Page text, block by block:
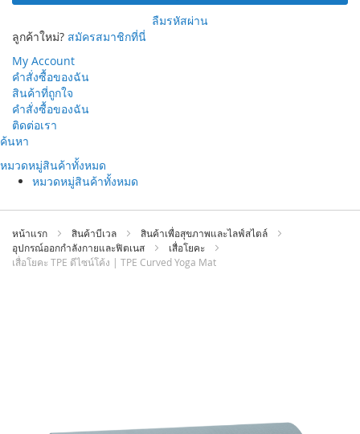
ลืมรหัสผ่าน
ลูกค้าใหม่? สมัครสมาชิกที่นี่
My Account
คำสั่งซื้อของฉัน
สินค้าที่ถูกใจ
คำสั่งซื้อของฉัน
ติดต่อเรา
ข้าม
ที่
เนื้อหา
ค้นหา
หมวดหมู่สินค้าทั้งหมด
หมวดหมู่สินค้าทั้งหมด
หน้าแรก สินค้าบีเวล
สินค้าเพื่อสุขภาพและไลฟ์สไตล์
อุปกรณ์ออกกำลังกายและฟิตเนส
เสื่อโยคะ
เสื่อโยคะ TPE ดีไซน์โค้ง | TPE Curved Yoga Mat